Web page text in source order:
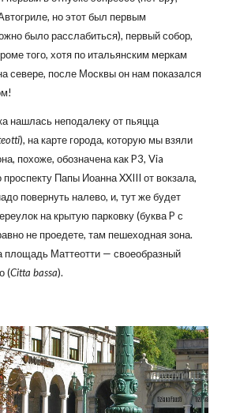
но этот был первым
было расслабиться), первый собор,
того, хотя по итальянским меркам
севере, после Москвы он нам показался
нашлась неподалеку от пьяцца
), на карте города, которую мы взяли
похоже, обозначена как P3, Via
Папы Иоанна XXIII от вокзала,
повернуть налево, и, тут же будет
на крытую парковку (буква P с
не проедете, там пешеходная зона.
площадь Маттеотти — своеобразный
(Citta bassa).